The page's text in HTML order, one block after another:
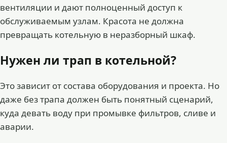
вентиляции и дают полноценный доступ к
обслуживаемым узлам. Красота не должна
превращать котельную в неразборный шкаф.
Нужен ли трап в котельной?
Это зависит от состава оборудования и проекта. Но
даже без трапа должен быть понятный сценарий,
куда девать воду при промывке фильтров, сливе и
аварии.